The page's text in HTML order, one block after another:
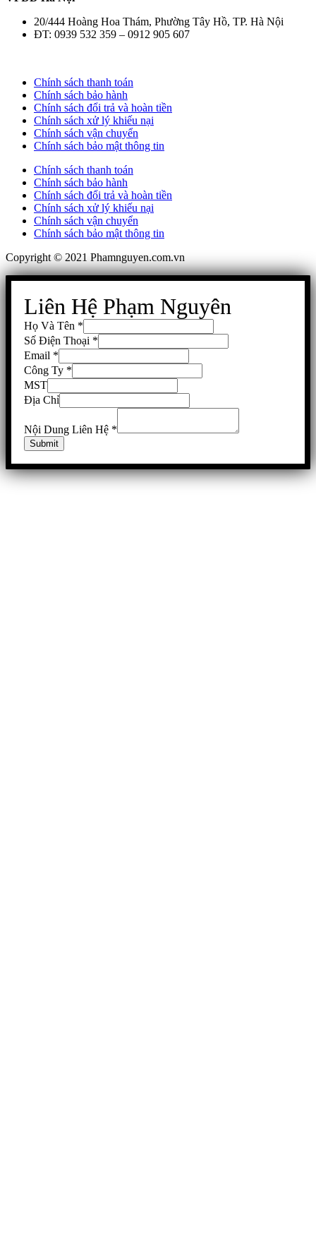
20/444 Hoàng Hoa Thám, Phường Tây Hồ, TP. Hà Nội
ĐT: 0939 532 359 – 0912 905 607
Chính sách thanh toán
Chính sách bảo hành
Chính sách đổi trả và hoàn tiền
Chính sách xử lý khiếu nại
Chính sách vận chuyển
Chính sách bảo mật thông tin
Chính sách thanh toán
Chính sách bảo hành
Chính sách đổi trả và hoàn tiền
Chính sách xử lý khiếu nại
Chính sách vận chuyển
Chính sách bảo mật thông tin
Copyright © 2021 Phamnguyen.com.vn
Liên Hệ Phạm Nguyên
Họ Và Tên *
Số Điện Thoại *
Email *
Công Ty *
MST
Địa Chỉ
Nội Dung Liên Hệ *
Submit